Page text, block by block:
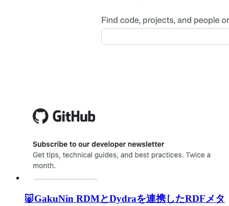
🐷GakuNin RDMとDydraを連携したRDFメタ